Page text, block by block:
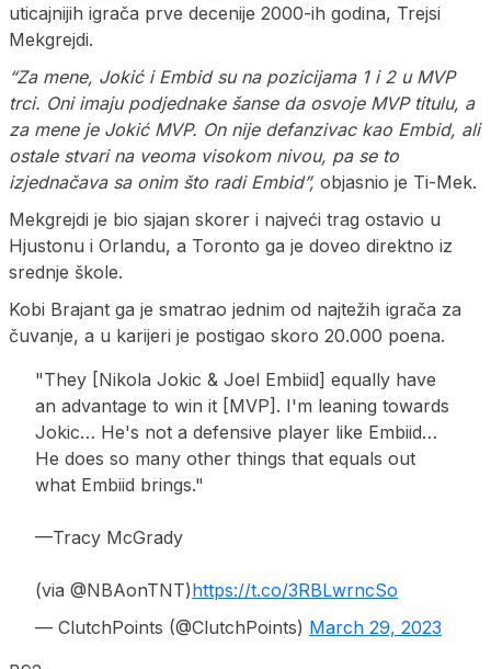
uticajnijih igrača prve decenije 2000-ih godina, Trejsi
Mekgrejdi.
“Za mene, Jokić i Embid su na pozicijama 1 i 2 u MVP
trci. Oni imaju podjednake šanse da osvoje MVP titulu, a
za mene je Jokić MVP. On nije defanzivac kao Embid, ali
ostale stvari na veoma visokom nivou, pa se to
izjednačava sa onim što radi Embid”, objasnio je Ti-Mek.
Mekgrejdi je bio sjajan skorer i najveći trag ostavio u
Hjustonu i Orlandu, a Toronto ga je doveo direktno iz
srednje škole.
Kobi Brajant ga je smatrao jednim od najtežih igrača za
čuvanje, a u karijeri je postigao skoro 20.000 poena.
"They [Nikola Jokic & Joel Embiid] equally have
an advantage to win it [MVP]. I'm leaning towards
Jokic… He's not a defensive player like Embiid…
He does so many other things that equals out
what Embiid brings."
—Tracy McGrady
(via @NBAonTNT)https://t.co/3RBLwrncSo
— ClutchPoints (@ClutchPoints) March 29, 2023